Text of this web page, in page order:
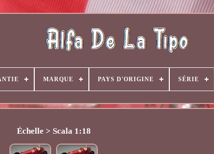
MARQUE PAYS D'ORIGINE SÉRIE
Échelle > Scala 1:18